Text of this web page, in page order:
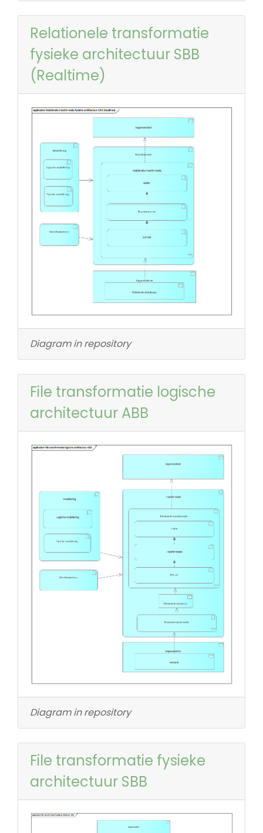
Relationele transformatie
fysieke architectuur SBB
(Realtime)
Diagram in repository
File transformatie logische
architectuur ABB
Diagram in repository
File transformatie fysieke
architectuur SBB